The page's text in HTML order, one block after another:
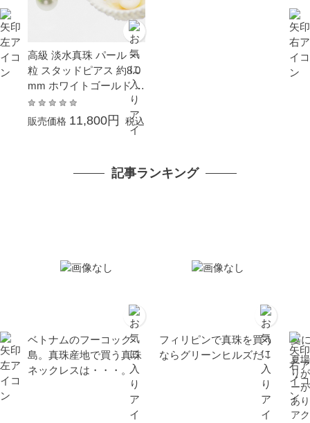
高級 淡水真珠 パール 一
粒 スタッドピアス 約8.0
mm ホワイトゴールド K
14WG 結婚式 冠婚葬祭
クリスマス Xmas プレゼ
ント 大粒 大ぶり 本真珠
販売価格 11,800円 税込
記事ランキング
ベトナムのフーコック
島。真珠産地で買う真珠
ネックレスは・・・。
フィリピンで真珠を買う
ならグリーンヒルズだ！
夏
夏
り
ー
あ
ア